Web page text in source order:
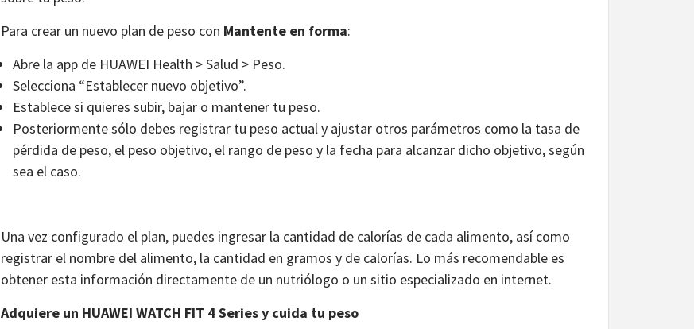
Para crear un nuevo plan de peso con Mantente en forma:
Abre la app de HUAWEI Health > Salud > Peso.
Selecciona “Establecer nuevo objetivo”.
Establece si quieres subir, bajar o mantener tu peso.
Posteriormente sólo debes registrar tu peso actual y ajustar otros parámetros como la tasa de
pérdida de peso, el peso objetivo, el rango de peso y la fecha para alcanzar dicho objetivo, según
sea el caso.
Una vez configurado el plan, puedes ingresar la cantidad de calorías de cada alimento, así como
registrar el nombre del alimento, la cantidad en gramos y de calorías. Lo más recomendable es
obtener esta información directamente de un nutriólogo o un sitio especializado en internet.
Adquiere un HUAWEI WATCH FIT 4 Series y cuida tu peso